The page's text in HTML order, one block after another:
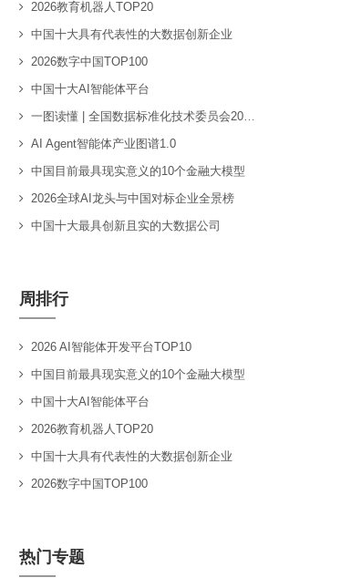
2026教育机器人TOP20
中国十大具有代表性的大数据创新企业
2026数字中国TOP100
中国十大AI智能体平台
一图读懂 | 全国数据标准化技术委员会2026年工作要点
AI Agent智能体产业图谱1.0
中国目前最具现实意义的10个金融大模型
2026全球AI龙头与中国对标企业全景榜
中国十大最具创新且实的大数据公司
周排行
2026 AI智能体开发平台TOP10
中国目前最具现实意义的10个金融大模型
中国十大AI智能体平台
2026教育机器人TOP20
中国十大具有代表性的大数据创新企业
2026数字中国TOP100
热门专题